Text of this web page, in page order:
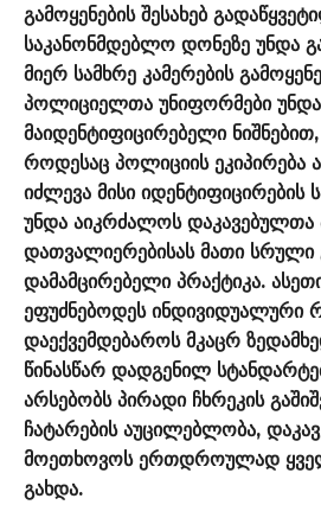
გამოყენების შესახებ
საკანონმდებლო დონეზე უნდა
მიერ სამხრე კამერების
პოლიციელთა უნიფორმები
მაიდენტიფიცირებელი
როდესაც პოლიციის ეკიპირება
იძლევა მისი იდენტიფიცირების
უნდა აიკრძალოს დაკავებულთა
დათვალიერებისას მათი სრული
დამამცირებელი პრაქტიკა.
ეფუძნებოდეს ინდივიდუალური
დაექვემდებაროს მკაცრ
წინასწარ დადგენილ
არსებობს პირადი ჩხრეკის
ჩატარების აუცილებლობა,
მოეთხოვოს ერთდროულად
გახდა.